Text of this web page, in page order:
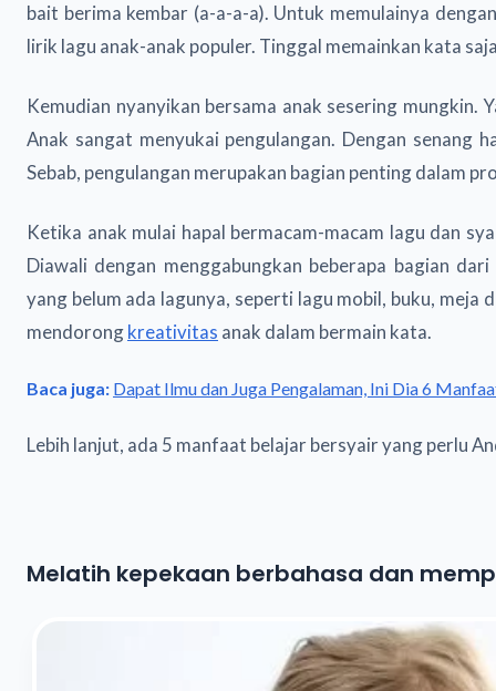
bait berima kembar (a-a-a-a). Untuk memulainya
lirik lagu anak-anak populer. Tinggal memainkan kata
Kemudian nyanyikan bersama anak sesering mungkin.
Anak sangat menyukai pengulangan. Dengan senang
Sebab, pengulangan merupakan bagian penting dalam
Ketika anak mulai hapal bermacam-macam lagu dan
Diawali dengan menggabungkan beberapa bagian
yang belum ada lagunya, seperti lagu mobil, buku,
mendorongkreativitas anak dalam bermain kata.
Baca juga: Dapat Ilmu dan Juga Pengalaman, Ini Dia 6
Lebih lanjut, ada 5 manfaat belajar bersyair yang perlu
Melatih kepekaan berbahasa dan